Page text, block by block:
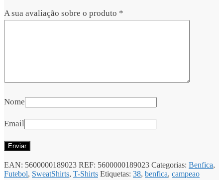
A sua avaliação sobre o produto *
Nome
Email
EAN: 5600000189023 REF: 5600000189023 Categorias: Benfica,
Futebol, SweatShirts, T-Shirts Etiquetas: 38, benfica, campeao